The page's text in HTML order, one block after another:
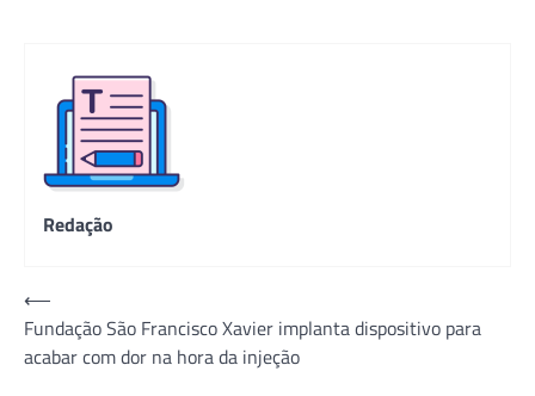
Redação
Navegação
de
Post
⟵
Fundação São Francisco Xavier implanta dispositivo para
acabar com dor na hora da injeção